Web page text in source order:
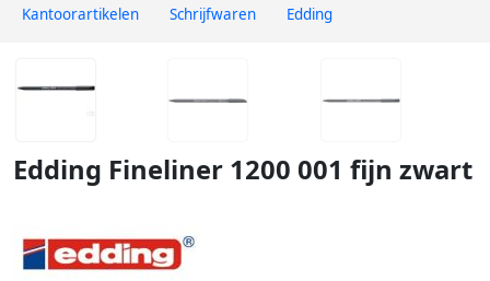
Kantoorartikelen Schrijfwaren Edding
Edding Fineliner 1200 001 fijn zwart